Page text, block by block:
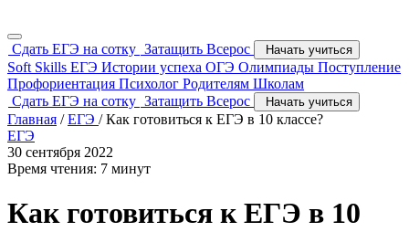
Сдать ЕГЭ на сотку Затащить Всерос Начать учиться
Soft Skills ЕГЭ Истории успеха ОГЭ Олимпиады Поступление
Профориентация Психолог Родителям Школам
Сдать ЕГЭ на сотку Затащить Всерос Начать учиться
Главная / ЕГЭ /Как готовиться к ЕГЭ в 10 классе?
ЕГЭ
30 сентября 2022
Время чтения: 7 минут
Как готовиться к ЕГЭ в 10